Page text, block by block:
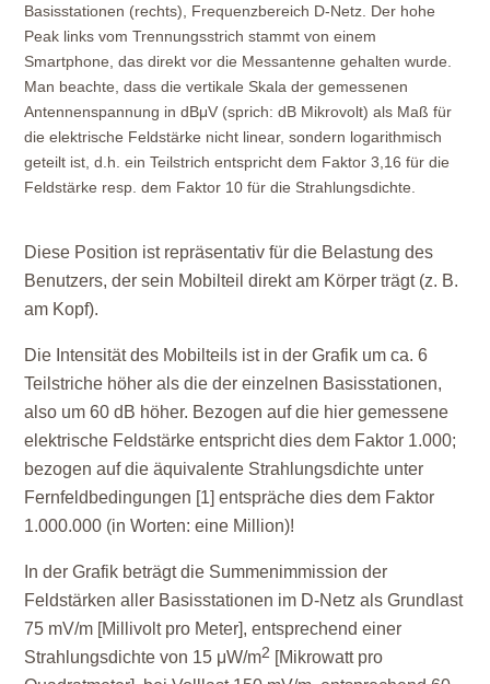
Basisstationen (rechts), Frequenzbereich D-Netz. Der hohe
Peak links vom Trennungsstrich stammt von einem
Smartphone, das direkt vor die Messantenne gehalten wurde.
Man beachte, dass die vertikale Skala der gemessenen
Antennenspannung in dBμV (sprich: dB Mikrovolt) als Maß für
die elektrische Feldstärke nicht linear, sondern logarithmisch
geteilt ist, d.h. ein Teilstrich entspricht dem Faktor 3,16 für die
Feldstärke resp. dem Faktor 10 für die Strahlungsdichte.
Diese Position ist repräsentativ für die Belastung des
Benutzers, der sein Mobilteil direkt am Körper trägt (z. B.
am Kopf).
Die Intensität des Mobilteils ist in der Grafik um ca. 6
Teilstriche höher als die der einzelnen Basisstationen,
also um 60 dB höher. Bezogen auf die hier gemessene
elektrische Feldstärke entspricht dies dem Faktor 1.000;
bezogen auf die äquivalente Strahlungsdichte unter
Fernfeldbedingungen [1] entspräche dies dem Faktor
1.000.000 (in Worten: eine Million)!
In der Grafik beträgt die Summenimmission der
Feldstärken aller Basisstationen im D-Netz als Grundlast
75 mV/m [Millivolt pro Meter], entsprechend einer
Strahlungsdichte von 15 μW/m2 [Mikrowatt pro